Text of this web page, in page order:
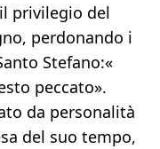
privilegio del
perdonando i
Stefano:«
peccato».
da personalità
del suo tempo,